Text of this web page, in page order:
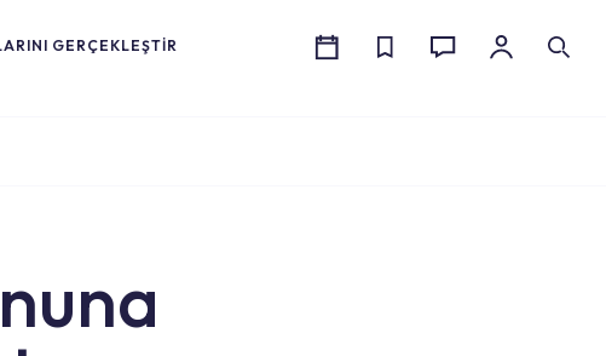
GERÇEKLEŞTİR